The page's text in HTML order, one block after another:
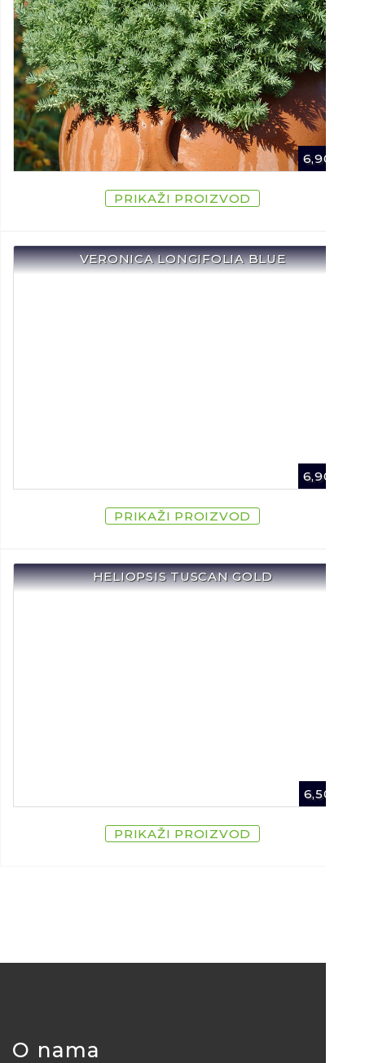
6,90
PRIKAŽI PROIZVOD
VERONICA LONGIFOLIA BLUE
6,90
PRIKAŽI PROIZVOD
HELIOPSIS TUSCAN GOLD
6,50
PRIKAŽI PROIZVOD
O nama